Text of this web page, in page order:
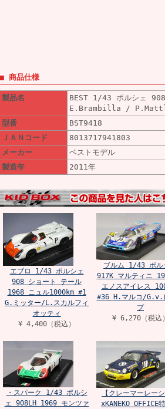
■ 商品仕様
製品名
BEST 1/43 ポルシェ
E.Brambilla /
型番
BST9418
ＪＡＮコード
8013717941803
メーカー
ベストモデル
製造年
2011年
エブロ 1/43 ポルシェ
908 ショート テール
1968 ニュル1000km #1
G.ミッター/L.スカルフィ
オッティ
¥ 4,400（税込）
ブルム 1/43 ポル
917K マルティニ
エノスアイレス
#36 H.マルコ/G.v.
プ
¥ 6,270（税込）
・スパーク 1/43 ポルシ
ェ 908LH 1969 モンツァ
【クレーマーレー
xKANEKO OFFICE特